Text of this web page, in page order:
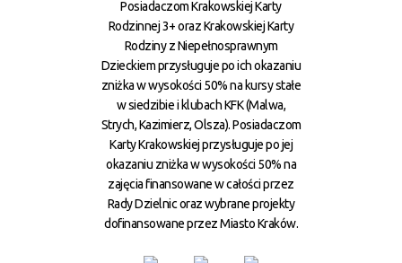
Posiadaczom Krakowskiej Karty
Rodzinnej 3+ oraz Krakowskiej Karty
Rodziny z Niepełnosprawnym
Dzieckiem przysługuje po ich okazaniu
zniżka w wysokości 50% na kursy stałe
w siedzibie i klubach KFK (Malwa,
Strych, Kazimierz, Olsza). Posiadaczom
Karty Krakowskiej przysługuje po jej
okazaniu zniżka w wysokości 50% na
zajęcia finansowane w całości przez
Rady Dzielnic oraz wybrane projekty
dofinansowane przez Miasto Kraków.